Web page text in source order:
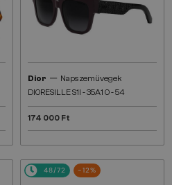
Dior — Napszemüvegek
DIORESILLE S1I - 35A1 O - 54
174 000 Ft
48/72 -12%